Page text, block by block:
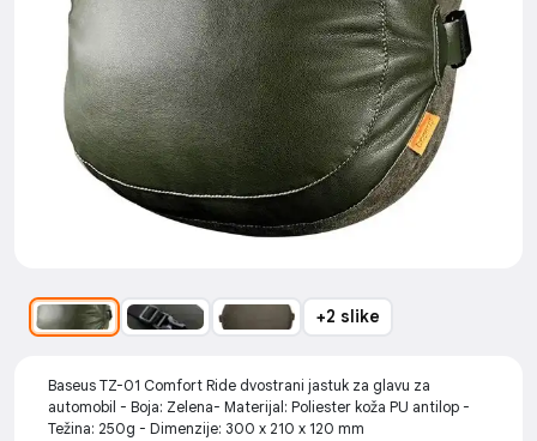
+2 slike
Baseus TZ-01 Comfort Ride dvostrani jastuk za glavu za
automobil - Boja: Zelena- Materijal: Poliester koža PU antilop -
Težina: 250g - Dimenzije: 300 x 210 x 120 mm